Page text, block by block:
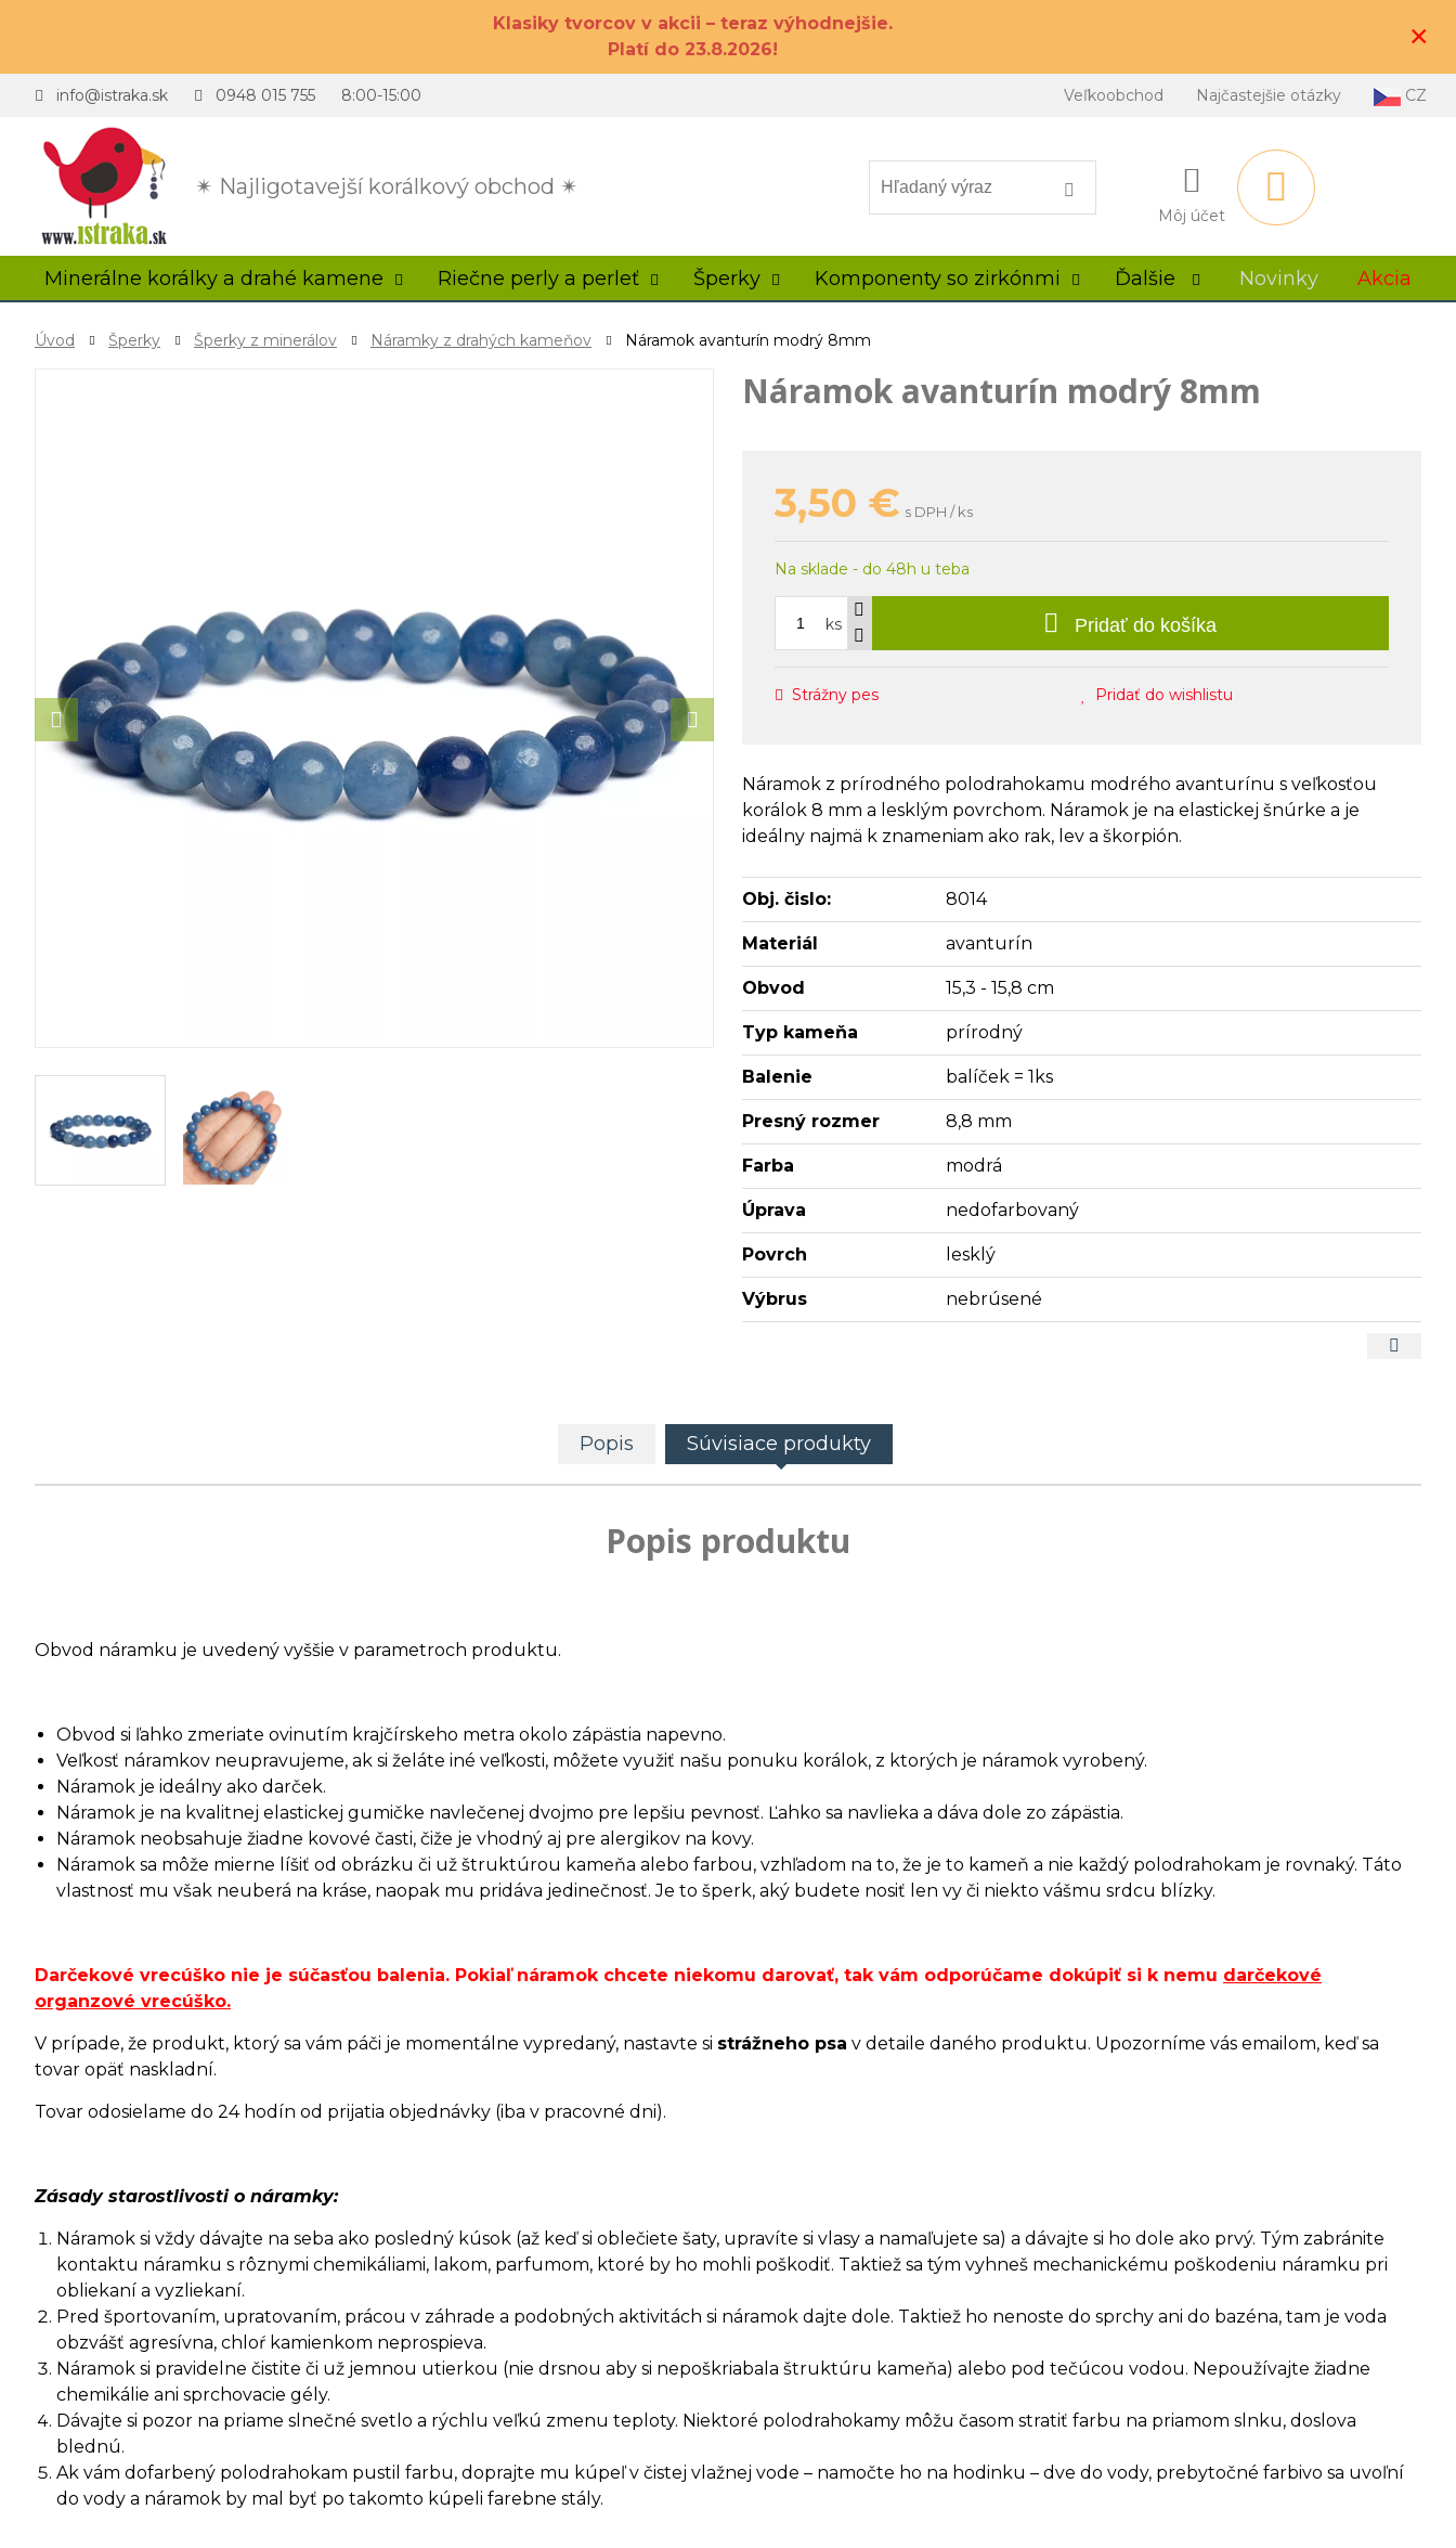
Klasiky tvorcov v akcii – teraz výhodnejšie.
Platí do 23.8.2026!
×
✴ Najligotavejší korálkový obchod ✴
info@istraka.sk 0948 015 755 8:00-15:00 Veľkoobchod Najčastejšie otázky CZ
Môj účet
Minerálne korálky a drahé kamene Riečne perly a perleť Šperky Komponenty so zirkónmi Ďalšie Novinky Akcia
Úvod Šperky Šperky z minerálov Náramky z drahých kameňov Náramok avanturín modrý 8mm
Náramok avanturín modrý 8mm
3,50 € s DPH / ks
Na sklade - do 48h u teba
ks Pridať do košíka
Strážny pes Pridať do wishlistu
Náramok z prírodného polodrahokamu modrého avanturínu s veľkosťou
korálok 8 mm a lesklým povrchom. Náramok je na elastickej šnúrke a je
ideálny najmä k znameniam ako rak, lev a škorpión.
Obj. čislo: 8014
Materiál avanturín
Obvod 15,3 - 15,8 cm
Typ kameňa prírodný
Balenie balíček = 1ks
Presný rozmer 8,8 mm
Farba modrá
Úprava nedofarbovaný
Povrch lesklý
Výbrus nebrúsené
Popis Súvisiace produkty
Popis produktu
Obvod náramku je uvedený vyššie v parametroch produktu.
Obvod si ľahko zmeriate ovinutím krajčírskeho metra okolo zápästia napevno.
Veľkosť náramkov neupravujeme, ak si želáte iné veľkosti, môžete využiť našu ponuku korálok, z ktorých je náramok vyrobený.
Náramok je ideálny ako darček.
Náramok je na kvalitnej elastickej gumičke navlečenej dvojmo pre lepšiu pevnosť. Ľahko sa navlieka a dáva dole zo zápästia.
Náramok neobsahuje žiadne kovové časti, čiže je vhodný aj pre alergikov na kovy.
Náramok sa môže mierne líšiť od obrázku či už štruktúrou kameňa alebo farbou, vzhľadom na to, že je to kameň a nie každý polodrahokam je rovnaký. Táto
vlastnosť mu však neuberá na kráse, naopak mu pridáva jedinečnosť. Je to šperk, aký budete nosiť len vy či niekto vášmu srdcu blízky.
Darčekové vrecúško nie je súčasťou balenia. Pokiaľ náramok chcete niekomu darovať, tak vám odporúčame dokúpiť si k nemu darčekové
organzové vrecúško.
V prípade, že produkt, ktorý sa vám páči je momentálne vypredaný, nastavte si strážneho psa v detaile daného produktu. Upozorníme vás emailom, keď sa
tovar opäť naskladní.
Tovar odosielame do 24 hodín od prijatia objednávky (iba v pracovné dni).
Zásady starostlivosti o náramky:
Náramok si vždy dávajte na seba ako posledný kúsok (až keď si oblečiete šaty, upravíte si vlasy a namaľujete sa) a dávajte si ho dole ako prvý. Tým zabránite
kontaktu náramku s rôznymi chemikáliami, lakom, parfumom, ktoré by ho mohli poškodiť. Taktiež sa tým vyhneš mechanickému poškodeniu náramku pri
obliekaní a vyzliekaní.
Pred športovaním, upratovaním, prácou v záhrade a podobných aktivitách si náramok dajte dole. Taktiež ho nenoste do sprchy ani do bazéna, tam je voda
obzvášť agresívna, chloŕ kamienkom neprospieva.
Náramok si pravidelne čistite či už jemnou utierkou (nie drsnou aby si nepoškriabala štruktúru kameňa) alebo pod tečúcou vodou. Nepoužívajte žiadne
chemikálie ani sprchovacie gély.
Dávajte si pozor na priame slnečné svetlo a rýchlu veľkú zmenu teploty. Niektoré polodrahokamy môžu časom stratiť farbu na priamom slnku, doslova
blednú.
Ak vám dofarbený polodrahokam pustil farbu, doprajte mu kúpeľ v čistej vlažnej vode – namočte ho na hodinku – dve do vody, prebytočné farbivo sa uvoľní
do vody a náramok by mal byť po takomto kúpeli farebne stály.